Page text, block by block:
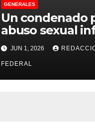
GENERALES
Un condenado
abuso sexual
se recibió de
psicopedagogo
dentro del
Penitenciario
JUN 1, 2026
FEDERAL